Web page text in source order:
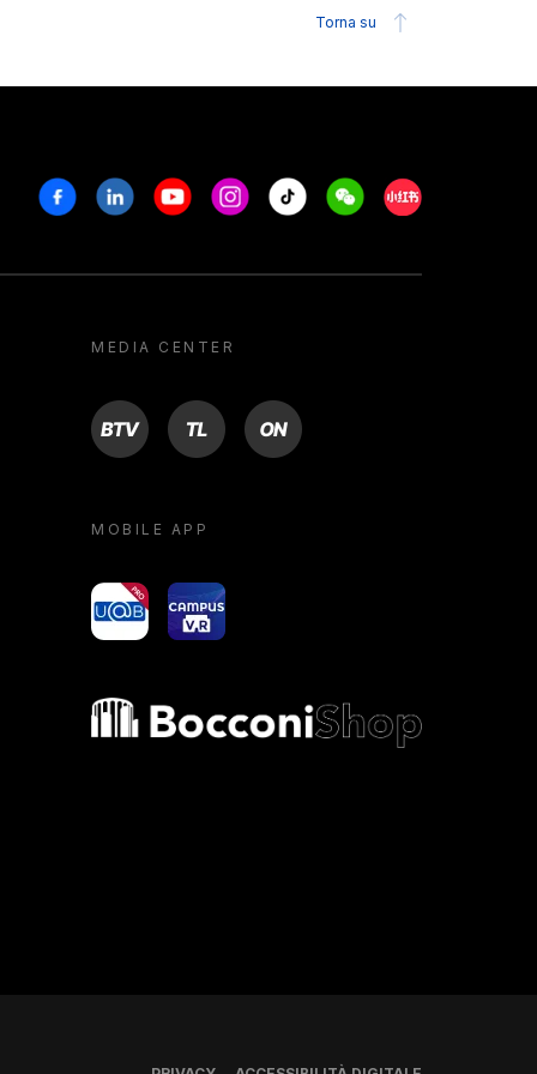
Torna su
FacebookLinkedinYoutubeInstagram
Tiktok WeechatXiaohongshu/
MEDIA CENTER
BTV TL ON
MOBILE APP
yoU@B Campus VR
Bocconi shop